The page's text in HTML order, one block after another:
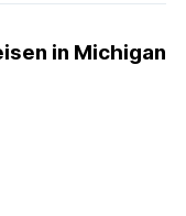
in Michigan